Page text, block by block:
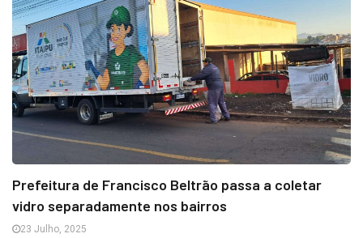
Prefeitura de Francisco Beltrão passa a coletar
vidro separadamente nos bairros
23 Julho, 2025